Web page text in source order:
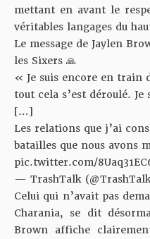
mettant en avant le
véritables langages du
Le message de Jaylen
les Sixers 🙏
« Je suis encore en train
tout cela s’est déroulé.
[…]
Les relations que j’ai
batailles que nous avons
pic.twitter.com/
— TrashTalk
Celui qui n’avait pas
Charania, se dit
Brown affiche